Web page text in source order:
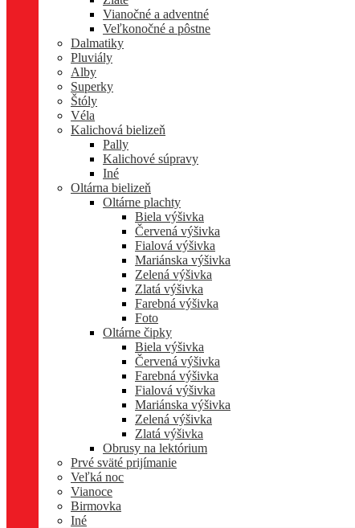
Vianočné a adventné
Veľkonočné a pôstne
Dalmatiky
Pluviály
Alby
Superky
Štóly
Véla
Kalichová bielizeň
Pally
Kalichové súpravy
Iné
Oltárna bielizeň
Oltárne plachty
Biela výšivka
Červená výšivka
Fialová výšivka
Mariánska výšivka
Zelená výšivka
Zlatá výšivka
Farebná výšivka
Foto
Oltárne čipky
Biela výšivka
Červená výšivka
Farebná výšivka
Fialová výšivka
Mariánska výšivka
Zelená výšivka
Zlatá výšivka
Obrusy na lektórium
Prvé sväté prijímanie
Veľká noc
Vianoce
Birmovka
Iné